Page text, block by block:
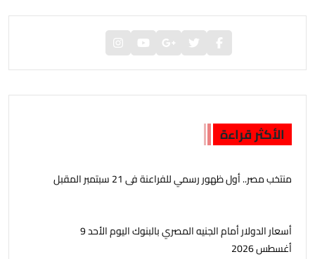
الأكثر قراءة
منتخب مصر.. أول ظهور رسمي للفراعنة فى 21 سبتمبر المقبل
أسعار الدولار أمام الجنيه المصري بالبنوك اليوم الأحد 9
أغسطس 2026